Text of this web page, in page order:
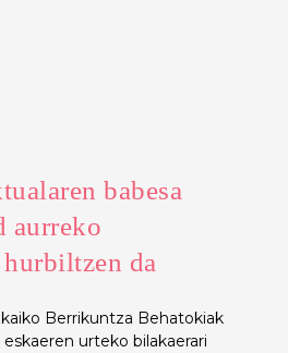
babesa
aurreko
da
Berrikuntza Behatokiak
urteko bilakaerari